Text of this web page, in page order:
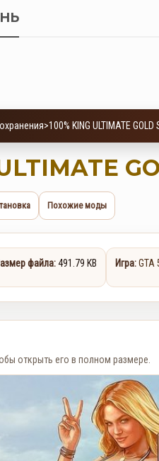
>100% KING ULTIMATE GOLD
Похожие моды
файла:491.79 KB Игра:GTA
открыть его в полном размере.